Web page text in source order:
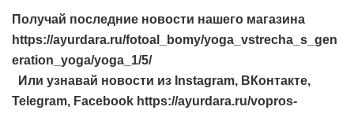
Получай последние новости нашего магазина
https://ayurdara.ru/fotoal_bomy/yoga_vstrecha_s_gen
eration_yoga/yoga_1/5/
Или узнавай новости из Instagram, ВКонтакте,
Telegram, Facebook https://ayurdara.ru/vopros-